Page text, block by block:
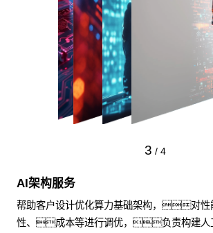
3 / 4
AI架构服务
帮助客户设计优化算力基础架构，对
性、成本等进行调优，负责构建人